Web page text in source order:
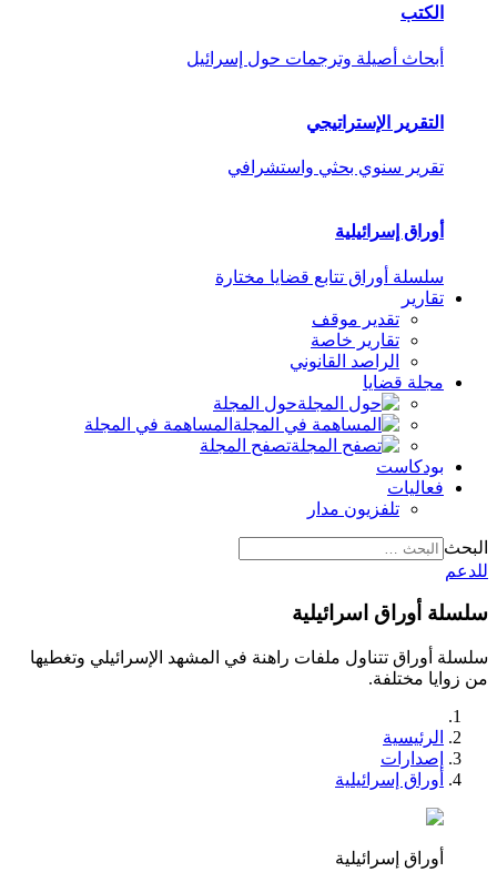
الكتب
أبحاث أصيلة وترجمات حول إسرائيل
التقرير الإستراتيجي
تقرير سنوي بحثي واستشرافي
أوراق إسرائيلية
سلسلة أوراق تتابع قضايا مختارة
تقارير
تقدير موقف
تقارير خاصة
الراصد القانوني
مجلة قضايا
حول المجلة
المساهمة في المجلة
تصفح المجلة
بودكاست
فعاليات
تلفزيون مدار
البحث
للدعم
سلسلة أوراق اسرائيلية
سلسلة أوراق تتناول ملفات راهنة في المشهد الإسرائيلي وتغطيها
من زوايا مختلفة.
الرئيسية
إصدارات
أوراق إسرائيلية
أوراق إسرائيلية